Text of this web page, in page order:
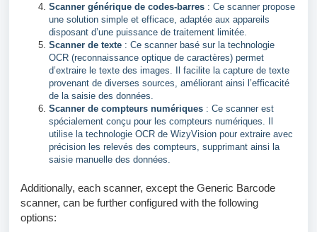
Scanner générique de codes-barres : Ce scanner propose
une solution simple et efficace, adaptée aux appareils
disposant d’une puissance de traitement limitée.
Scanner de texte : Ce scanner basé sur la technologie
OCR (reconnaissance optique de caractères) permet
d’extraire le texte des images. Il facilite la capture de texte
provenant de diverses sources, améliorant ainsi l’efficacité
de la saisie des données.
Scanner de compteurs numériques : Ce scanner est
spécialement conçu pour les compteurs numériques. Il
utilise la technologie OCR de WizyVision pour extraire avec
précision les relevés des compteurs, supprimant ainsi la
saisie manuelle des données.
Additionally, each scanner, except the Generic Barcode
scanner, can be further configured with the following
options: